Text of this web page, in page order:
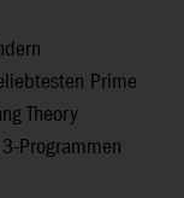
Prime
Theory
Programmen